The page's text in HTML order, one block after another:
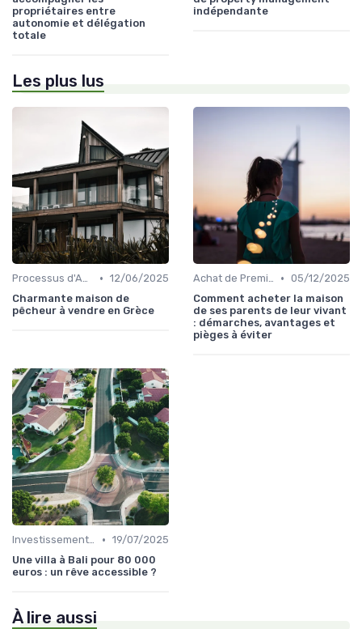
propriétaires entre
autonomie et délégation
totale
indépendante
Les plus lus
Processus d'Achat Immobilier • 12/06/2025
Charmante maison de
pêcheur à vendre en Grèce
Achat de Première Maison • 05/12/2025
Comment acheter la maison
de ses parents de leur vivant
: démarches, avantages et
pièges à éviter
Investissement dans l'Immobilier Secondaire • 19/07/2025
Une villa à Bali pour 80 000
euros : un rêve accessible ?
À lire aussi